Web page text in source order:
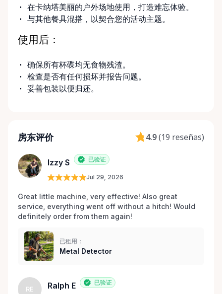
在卡纳塔美丽的户外场地使用，打造难忘体验。
与其他餐具混搭，以契合您的活动主题。
使用后：
确保所有杯碟均无食物残渣。
检查是否有任何损坏并报告问题。
妥善包装以便归还。
房东评价 4.9(19 reseñas)
Izzy S 已验证
Jul 29, 2026
Great little machine, very effective! Also great
service, everything went off without a hitch! Would
definitely order from them again!
已租用：
Metal Detector
RE Ralph E 已验证